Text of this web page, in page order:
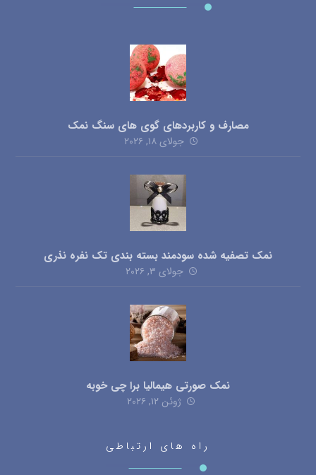
مصارف و کاربردهای گوی های سنگ نمک
جولای ۱۸, ۲۰۲۶
نمک تصفیه شده سودمند بسته بندی تک نفره نذری
جولای ۳, ۲۰۲۶
نمک صورتی هیمالیا برا چی خوبه
ژوئن ۱۲, ۲۰۲۶
راه های ارتباطی